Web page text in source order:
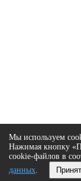
Мы используем
Нажимая кнопку
cookie-файлов в
данных.